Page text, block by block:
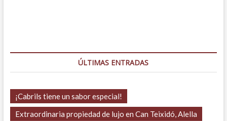
ÚLTIMAS ENTRADAS
¡Cabrils tiene un sabor especial!
Extraordinaria propiedad de lujo en Can Teixidó, Alella